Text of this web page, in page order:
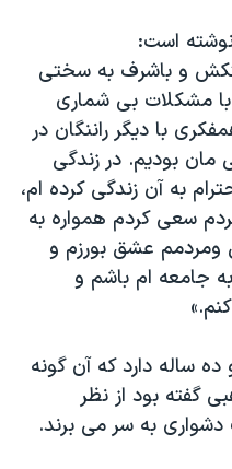
است:
و باشرف به سختى
مشكلات بی شماری
با ديگر راننگان در
مان بوديم. در زندگى
به آن زندگى كرده ام،
سعى كردم همواره به
ومردمم عشق بورزم و
جامعه ام باشم و
ساله دارد که آن گونه
گفته بود از نظر
به سر می برند.